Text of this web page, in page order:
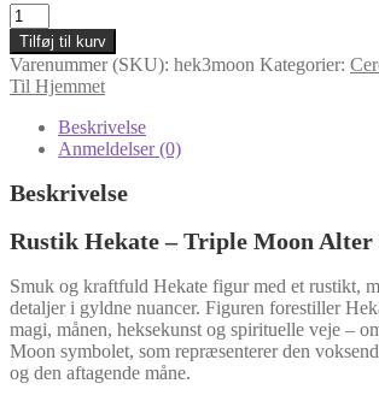
Rustik
Hekate
–
Triple
Moon
Alter
Gudinde
Tilføj til kurv
Varenummer (SKU): hek3moon Kategorier:
Til Hjemmet
Beskrivelse
Anmeldelser (0)
Beskrivelse
Rustik Hekate – Triple Moon Alter
Smuk og kraftfuld Hekate figur med et rustikt,
detaljer i gyldne nuancer. Figuren forestiller
magi, månen, heksekunst og spirituelle veje –
Moon symbolet, som repræsenterer den
og den aftagende måne.